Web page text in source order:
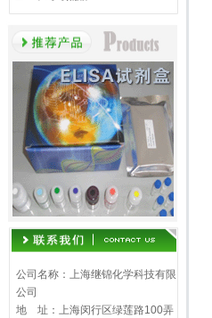
公司名称：上海继锦化学科技有限
公司
地 址：上海闵行区绿莲路100弄